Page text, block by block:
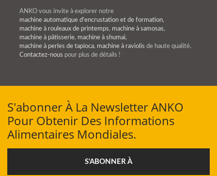
ANKO vous invite à explorer notre
machine automatique d'encrustation et de formation,
machine à rouleaux de printemps, machine à samosas,
machine à pâtisserie, machine à shumai,
machine à perles de tapioca, machine à raviolis de haute qualité.
Contactez-nous pour plus de détails !
S'abonner À La Newsletter ANKO
Pour Obtenir Des Informations
Alimentaires Mondiales.
S'ABONNER À